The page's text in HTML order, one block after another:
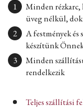
Minden rézkarc,
üveg nélkül,
A festmények és
készítünk
Minden
rendelkezik
Teljes szállítási